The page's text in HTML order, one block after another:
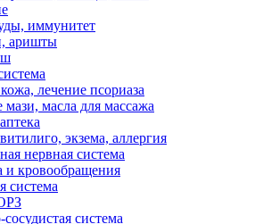
иммунитет
аришты
лечение псориаза
масла для массажа
экзема, аллергия
нервная система
и кровообращения
система
система